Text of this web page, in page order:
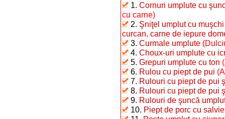
1. Cornuri umplute cu
cu carne)
2. Şniţel umplut cu
curcan, carne de iepure
3. Curmale umplute
4. Choux-uri umplute cu
5. Grepuri umplute cu ton
6. Rulou cu piept de pui
7. Rulouri cu piept de pui
8. Rulouri cu piept de pui
9. Rulouri de şuncă
10. Piept de porc cu